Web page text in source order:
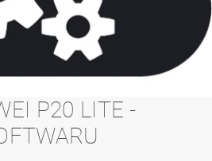
P20 LITE -